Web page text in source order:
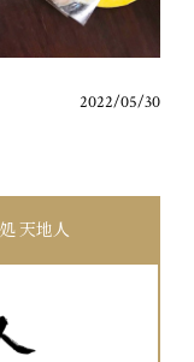
2022/05/30
天地人